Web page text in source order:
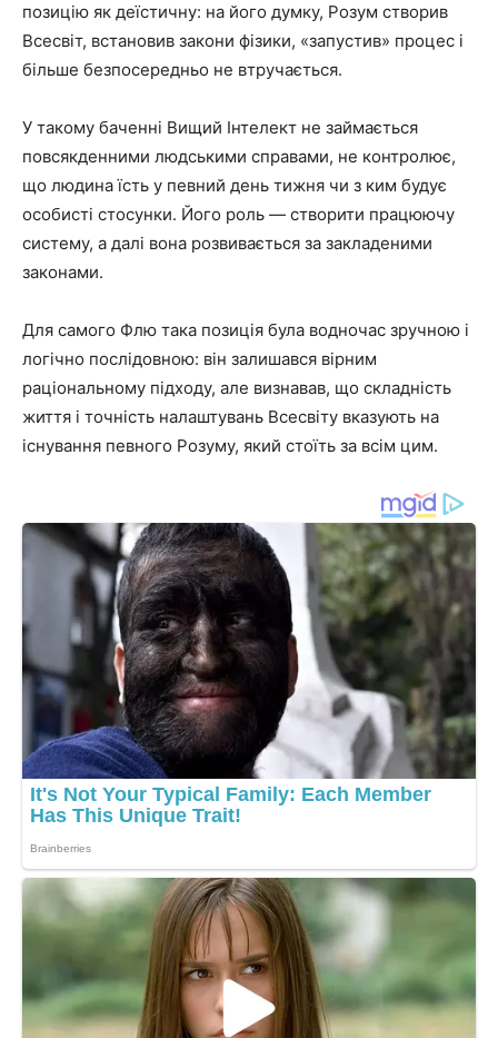
позицію як деїстичну: на його думку, Розум створив
Всесвіт, встановив закони фізики, «запустив» процес і
більше безпосередньо не втручається.
У такому баченні Вищий Інтелект не займається
повсякденними людськими справами, не контролює,
що людина їсть у певний день тижня чи з ким будує
особисті стосунки. Його роль — створити працюючу
систему, а далі вона розвивається за закладеними
законами.
Для самого Флю така позиція була водночас зручною і
логічно послідовною: він залишався вірним
раціональному підходу, але визнавав, що складність
життя і точність налаштувань Всесвіту вказують на
існування певного Розуму, який стоїть за всім цим.